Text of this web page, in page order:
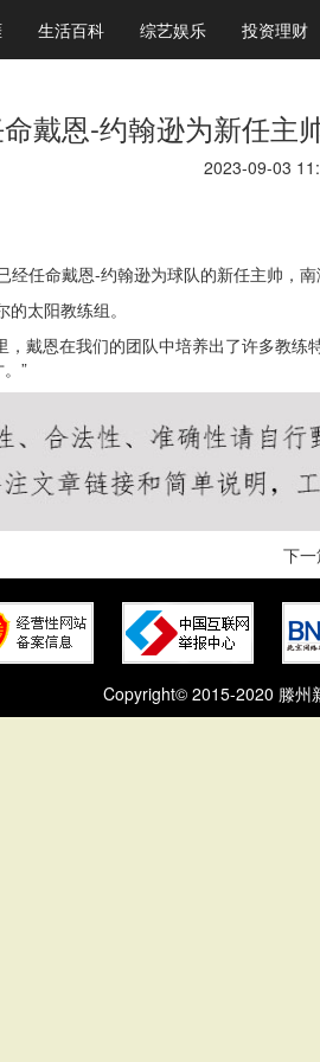
生活百科 综艺娱乐 投资理财
戴恩-约翰逊为新任主
2023-09-03
任命戴恩-约翰逊为球队的新任主帅，南
太阳教练组。
戴恩在我们的团队中培养出了许多教
”
下一
Copyright© 2015-2020 滕州